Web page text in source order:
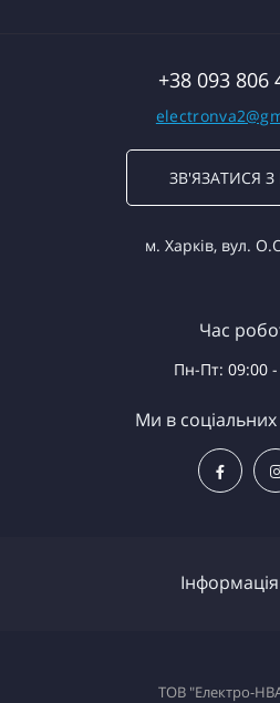
+38 093 806
ЗВ'ЯЗАТИСЯ
м. Харків, вул.
Інформація
Доставка та
Час
Пн-Пт: 09:00
Ми в
ТОВ "Електро-